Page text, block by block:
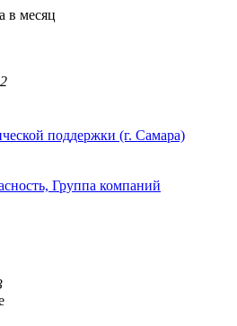
в месяц
2
поддержки (г. Самара)
Группа компаний